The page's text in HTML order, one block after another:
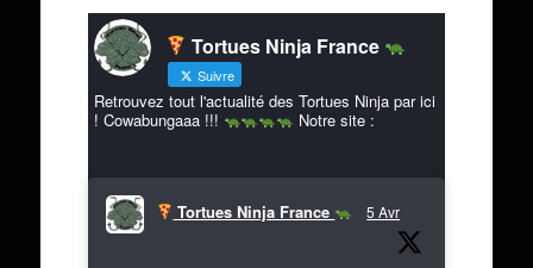
Tortues Ninja France
Suivre
Retrouvez tout l'actualité des Tortues Ninja par ici
! Cowabungaaa !!!
Notre site :
Tortues Ninja France 5 Avr